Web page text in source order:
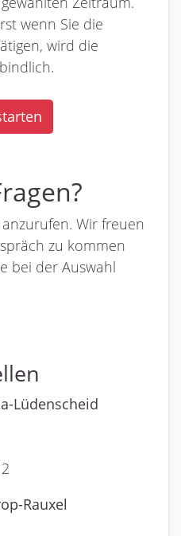
wenn Sie die
wird die
Wir freuen
zu kommen
bei der Auswahl
Lüdenscheid
Rauxel